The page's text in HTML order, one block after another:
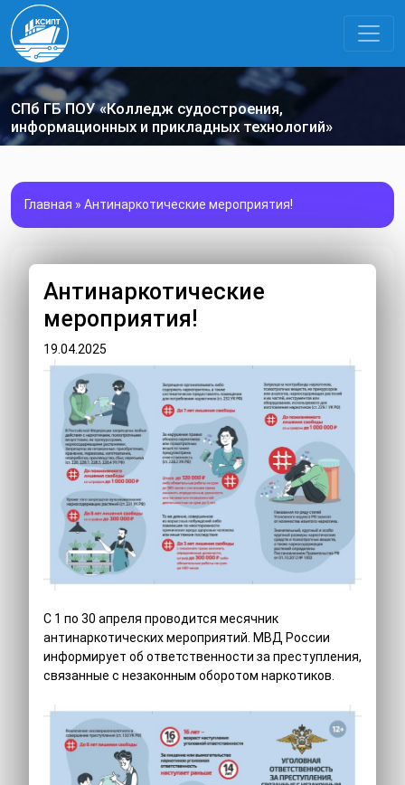
СПб ГБ ПОУ «Колледж судостроения,
информационных и прикладных технологий»
Главная » Антинаркотические мероприятия!
Антинаркотические
мероприятия!
19.04.2025
С 1 по 30 апреля проводится месячник
антинаркотических мероприятий. МВД России
информирует об ответственности за преступления,
связанные с незаконным оборотом наркотиков.